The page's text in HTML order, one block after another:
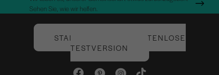
Sehen Sie, wie wir helfen.
STARTEN SIE IHRE KOSTENLOSE
TESTVERSION